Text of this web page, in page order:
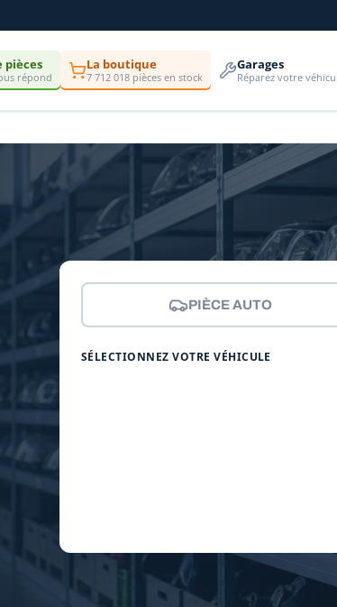
pièces
répond
La boutique
7 712 018 pièces en stock
Garages
Réparez votre
PIÈCE AUTO
SÉLECTIONNEZ VOTRE VÉHICULE